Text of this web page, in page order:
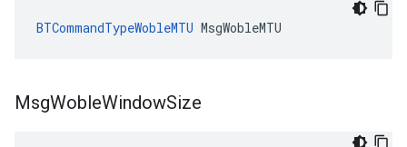
BTCommandTypeWobleMTU MsgWobleMTU
MsgWobleWindowSize